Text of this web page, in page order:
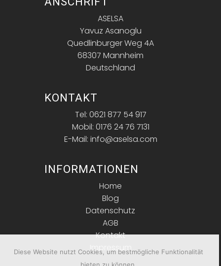
ASELSA
Yavuz Asanoglu
Quedlinburger Weg 4A
68307 Mannheim
Deutschland
KONTAKT
Tel: 0621 877 54 917
Mobil: 0176 24 76 7131
E-Mail: info@aselsa.com
INFORMATIONEN
Home
Blog
Datenschutz
AGB
Kontakt
Impressum
Diese Website nutzt Cookies, um bestmögliche Funktionalität
bieten zu können.